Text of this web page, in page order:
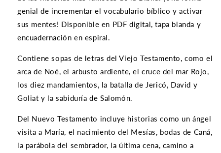
genial de incrementar el vocabulario bíblico y activar
sus mentes! Disponible en PDF digital, tapa blanda y
encuadernación en espiral.
Contiene sopas de letras del Viejo Testamento, como el
arca de Noé, el arbusto ardiente, el cruce del mar Rojo,
los diez mandamientos, la batalla de Jericó, David y
Goliat y la sabiduría de Salomón.
Del Nuevo Testamento incluye historias como un ángel
visita a María, el nacimiento del Mesías, bodas de Caná,
la parábola del sembrador, la última cena, camino a